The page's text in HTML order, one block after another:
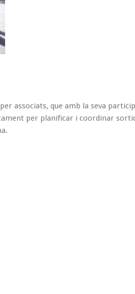
associats, que amb la seva
per planificar i coordinar